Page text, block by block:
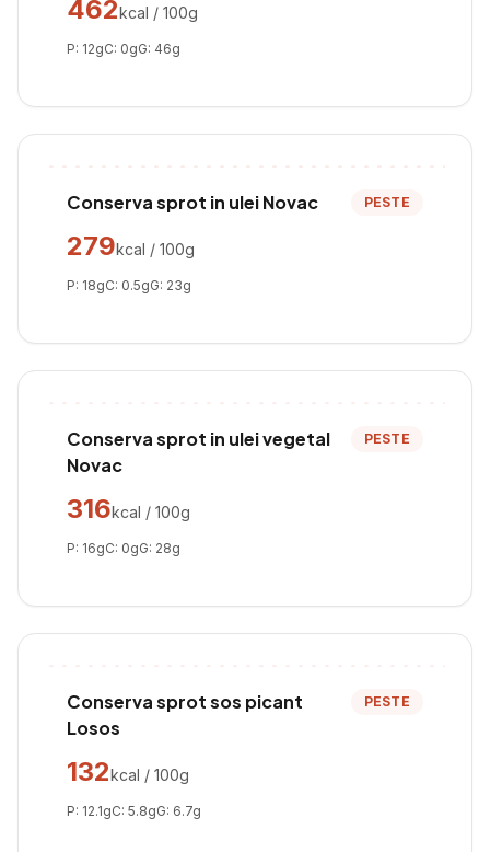
462kcal / 100g
P: 12gC: 0gG: 46g
Conserva sprot in ulei Novac PESTE
279kcal / 100g
P: 18gC: 0.5gG: 23g
Conserva sprot in ulei vegetal
Novac
PESTE
316kcal / 100g
P: 16gC: 0gG: 28g
Conserva sprot sos picant
Losos
PESTE
132kcal / 100g
P: 12.1gC: 5.8gG: 6.7g